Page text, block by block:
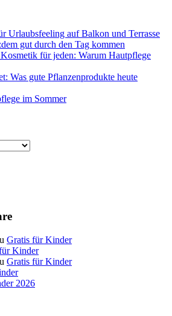
Urlaubsfeeling auf Balkon und Terrasse
gut durch den Tag kommen
für jeden: Warum Hautpflege
Was gute Pflanzenprodukte heute
im Sommer
Gratis für Kinder
Kinder
Gratis für Kinder
2026